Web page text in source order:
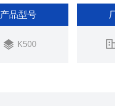
产品型号
K500